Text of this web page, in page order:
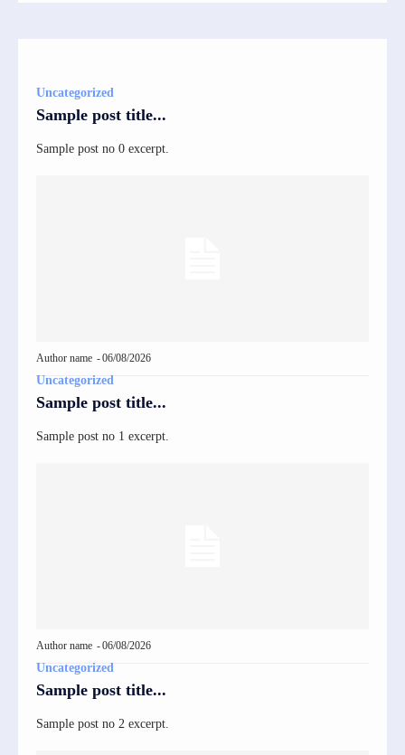
Uncategorized
Sample post title...
Sample post no 0 excerpt.
Author name -06/08/2026
Uncategorized
Sample post title...
Sample post no 1 excerpt.
Author name -06/08/2026
Uncategorized
Sample post title...
Sample post no 2 excerpt.